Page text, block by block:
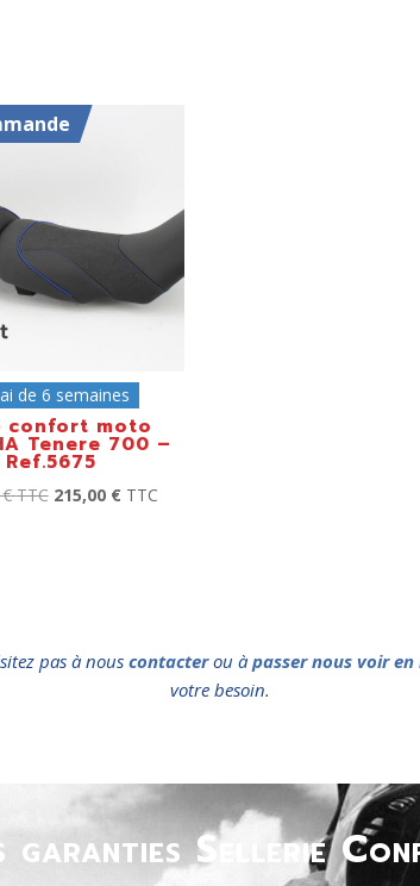
de 6 semaines
confort moto
Tenere 700 –
Ref.5675
€ TTC 215,00 € TTC
pas à nous contacterou à passer nous voir en
votre besoin.
garanties Sellerie